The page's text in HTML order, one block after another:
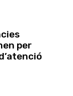
per